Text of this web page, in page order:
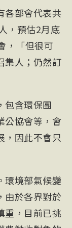
各部會代表共
，預估2月底
，「但很可
集人；仍然訂
包含環保團
公協會等，會
，因此不會只
環境部氣候變
由於各界對於
重，目前已挑